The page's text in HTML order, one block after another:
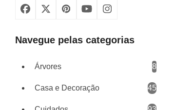
Facebook
X Pinterest
YouTubeInstagram
Navegue pelas categorias
Árvores 8
Casa e Decoração 45